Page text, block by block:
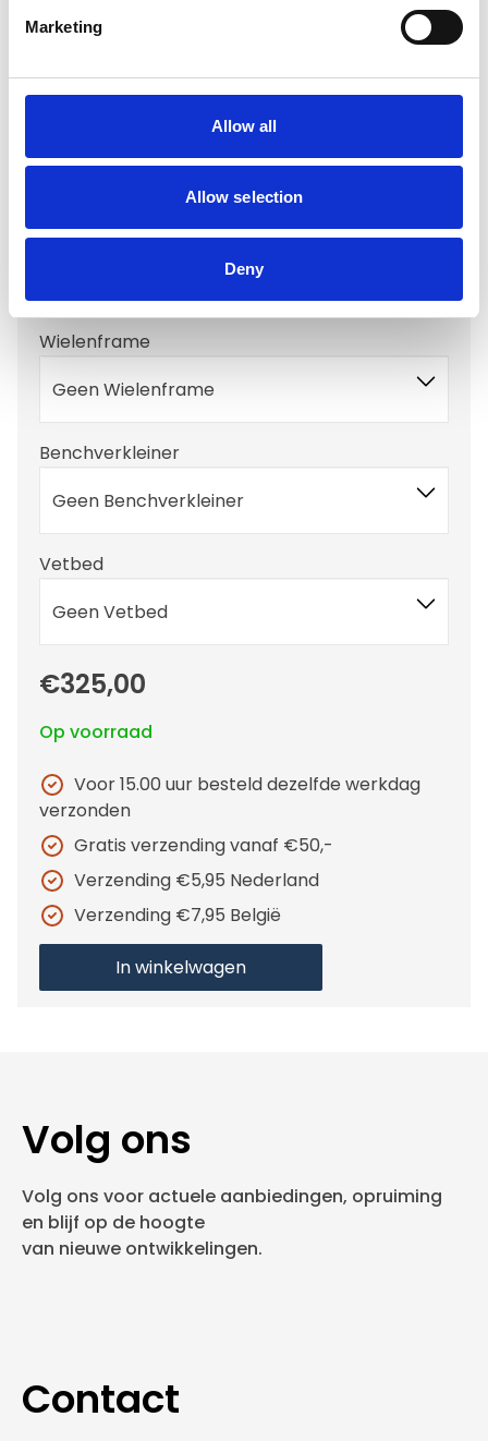
Marketing
Allow all
Allow selection
Deny
Drink/voer bak opties
Geen Voerbak
Benchkussen
Wielenframe
Geen Wielenframe
Benchverkleiner
Geen Benchverkleiner
Vetbed
Geen Vetbed
€325,00
Op voorraad
Voor 15.00 uur besteld dezelfde werkdag
verzonden
Gratis verzending vanaf €50,-
Verzending €5,95 Nederland
Verzending €7,95 België
In winkelwagen
Volg ons
Volg ons voor actuele aanbiedingen, opruiming
en blijf op de hoogte
van nieuwe ontwikkelingen.
Contact